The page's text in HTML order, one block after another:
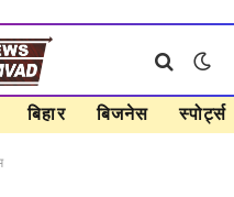
बिहार बिजनेस स्पोर्ट्स